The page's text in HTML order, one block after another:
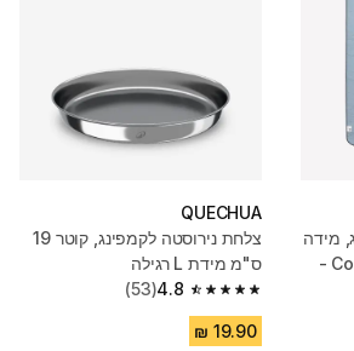
מידה
170*140 ס"מ, דגם Comfort -
QUECHUA
צלחת נירוסטה לקמפינג, קוטר 19
ס"מ מידת L רגילה
4.8
4.8 out of 5 stars from 53 reviews
(53)